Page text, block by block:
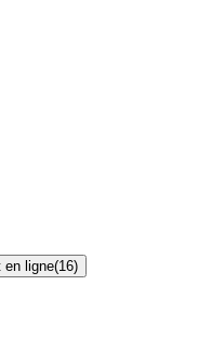
en ligne(16)